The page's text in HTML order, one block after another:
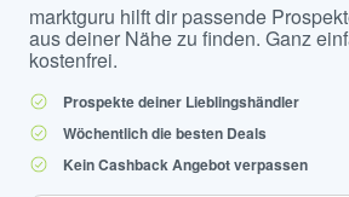
marktguru hilft dir passende
aus deiner Nähe zu finden. Ganz
kostenfrei.
Prospekte deiner Lieblingshändler
Wöchentlich die besten Deals
Kein Cashback Angebot verpassen